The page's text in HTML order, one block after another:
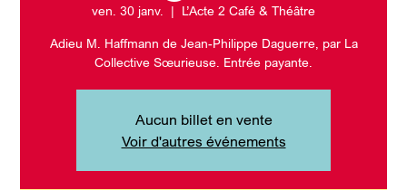
ven. 30 janv.
  |
L’Acte 2 Café & Théâtre
Adieu M. Haffmann de Jean-Philippe Daguerre, par La
Collective Sœurieuse. Entrée payante.
Aucun billet en vente
Voir d'autres événements